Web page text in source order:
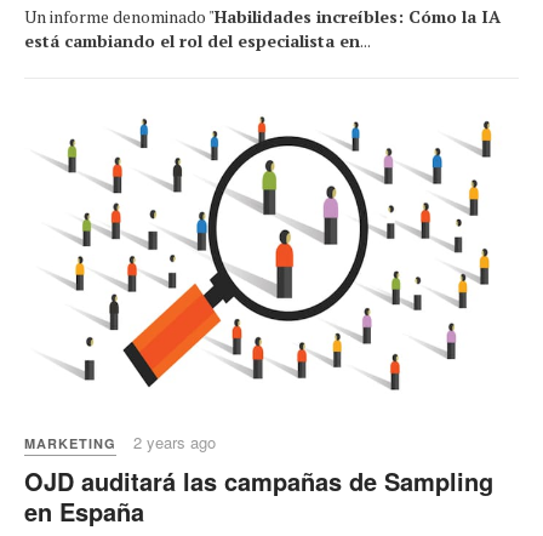
Un informe denominado "Habilidades increíbles: Cómo la IA
está cambiando el rol del especialista en...
MARKETING 2 years ago
OJD auditará las campañas de Sampling
en España